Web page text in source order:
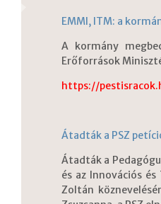
EMMI, ITM: a
A kormány
Erőforrások
https://
Átadták a PSZ
Átadták a
és az Innovációs
Zoltán